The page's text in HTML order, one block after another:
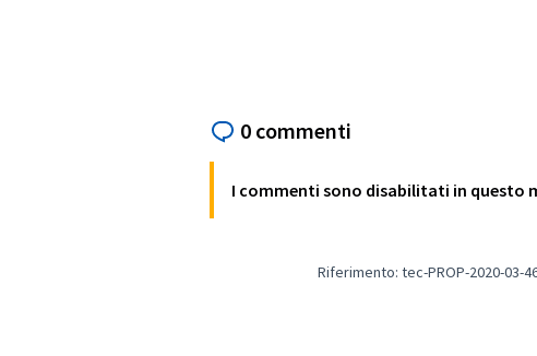
0 commenti
I commenti sono disabilitati in questo
Riferimento: tec-PROP-2020-03-